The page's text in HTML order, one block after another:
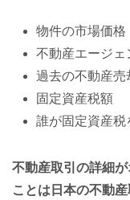
物件の市場価格
不動産エージェ
過去の不動産売
固定資産税額
誰が固定資産税
不動産取引の詳細
ことは日本の不動